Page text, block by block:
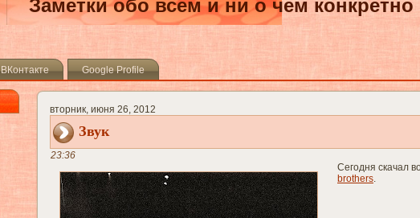
Заметки обо всем и ни о чем конкретно
ВКонтакте Google Profile
вторник, июня 26, 2012
Звук
23:36
Сегодня скачал
brothers